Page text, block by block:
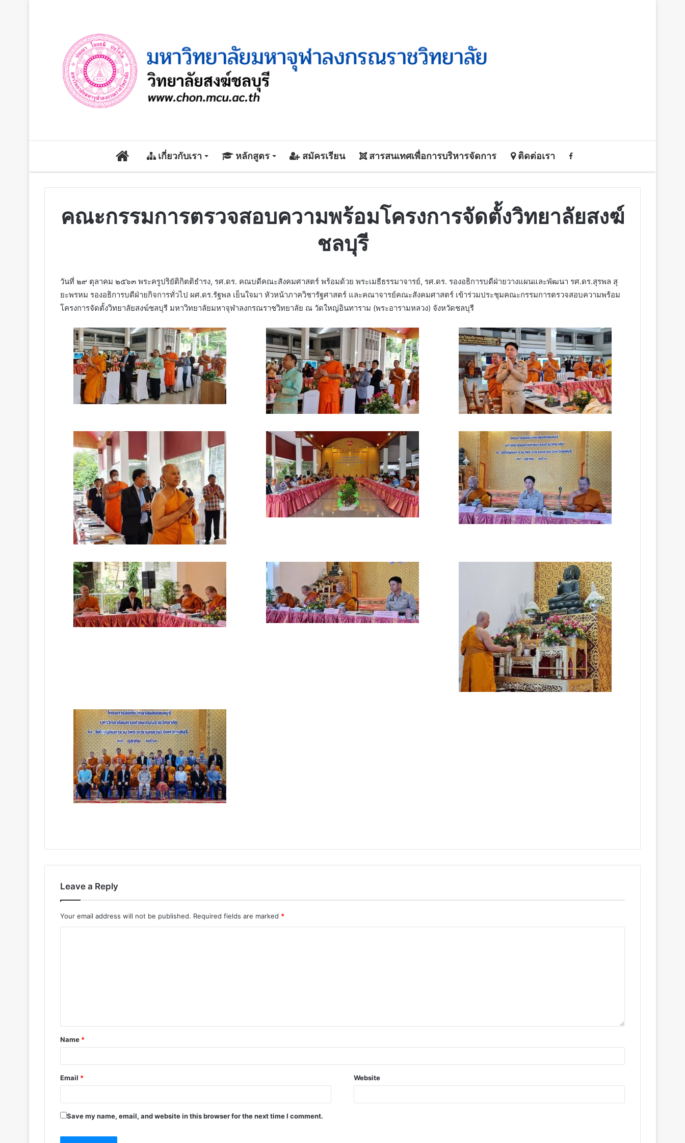
หลัก
เกี่ยวกับเรา หลักสูตร สมัครเรียน สารสนเทศเพื่อการบริหารจัดการ ติดต่อเรา
คณะกรรมการตรวจสอบความพร้อมโครงการจัดตั้งวิทยาลัยสงฆ์
ชลบุรี​
วันที่​ ๒๙ ตุลาคม​ ๒๕๖๓​ พระครู​ปริยัติ​กิตติ​ธำรง, รศ.ดร.​ คณบดี​คณะ​สังคม​ศาสตร์​ พร้อมด้วย​ พระเมธี​ธ​รร​มา​จารย์, รศ.ดร.​ รอง​อธิการบดี​ฝ่าย​วางแผนและ​พัฒนา​ รศ.ดร.สุรพล​ สุ​
ยะ​พรหม​ รอง​อธิการบดี​ฝ่าย​กิจการ​ทั่วไป​ ผศ.ดร.รัฐ​พล​ เย็น​ใจมา​ หัวหน้า​ภาควิชา​รัฐศาสตร์​ และคณาจารย์​คณะสังคม​ศาสตร์​ เข้าร่วม​ประชุมคณะกรรมการตรวจสอบความพร้อม
โครงการจัดตั้งวิทยาลัยสงฆ์ชลบุรี​ มหาวิทยาลัยมหาจุฬา​ลงกรณราชวิทยาลัย​ ณ วัดใหญ่อินทาราม (พระอารามหลวง) จังหวัดชลบุรี
Leave a Reply
Your email address will not be published. Required fields are marked *
Name *
Email * Website
Save my name, email, and website in this browser for the next time I comment.